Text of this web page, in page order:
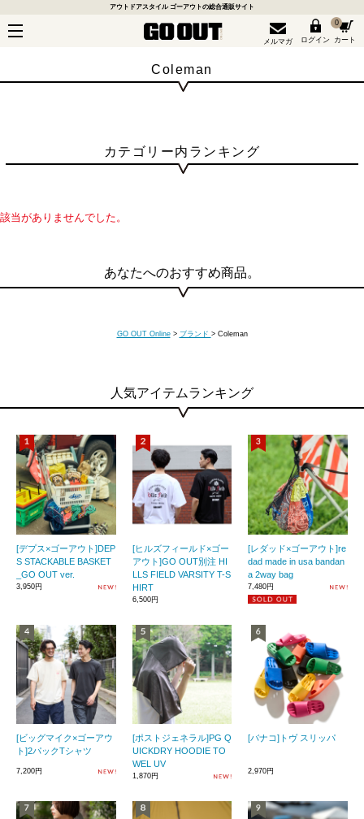
アウトドアスタイル ゴーアウトの総合通販サイト
メルマガ ログイン
0
カート
Coleman
カテゴリー内ランキング
該当がありませんでした。
あなたへのおすすめ商品。
GO OUT Online > ブランド > Coleman
人気アイテムランキング
[デプス×ゴーアウト]DEP
S STACKABLE BASKET
_GO OUT ver.
3,950円
[ヒルズフィールド×ゴー
アウト]GO OUT別注 HI
LLS FIELD VARSITY T-S
HIRT
6,500円
[レダッド×ゴーアウト]re
dad made in usa bandan
a 2way bag
7,480円
[ビッグマイク×ゴーアウ
ト]2パックTシャツ
7,200円
[ポストジェネラル]PG Q
UICKDRY HOODIE TO
WEL UV
1,870円
[バナコ]トヴ スリッパ
2,970円